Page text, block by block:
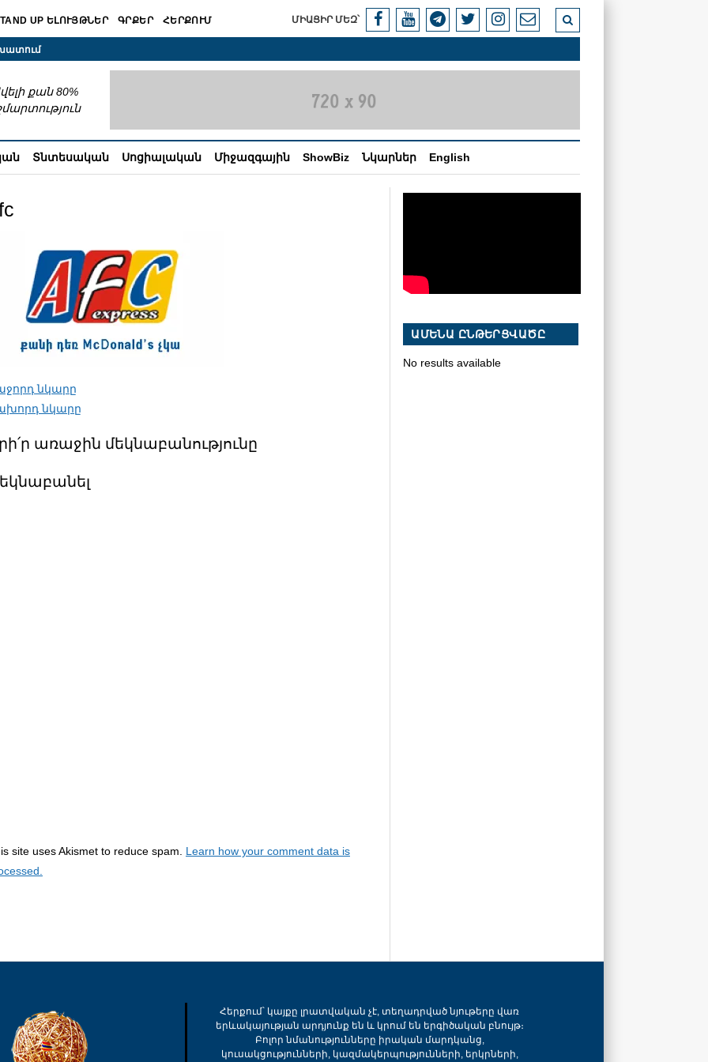
UP ԵԼՈՒՅԹՆԵՐ ԳՐՔԵՐ ՀԵՐՔՈՒՄ ՄԻԱՑԻՐ ՄԵԶ՝
քան 80%
Տնտեսական Սոցիալական Միջազգային ShowBiz Նկարներ English
նկարը
նկարը
առաջին մեկնաբանությունը
site uses Akismet to reduce spam. Learn how your comment data is
ԱՄԵՆԱ ԸՆԹԵՐՑՎԱԾԸ
No results available
Հերքում՝ կայքը լրատվական չէ, տեղադրված նյութերը վառ
երևակայության արդյունք են և կրում են երգիծական բնույթ։
Բոլոր նմանությունները իրական մարդկանց,
կուսակցությունների, կազմակերպությունների, երկրների,